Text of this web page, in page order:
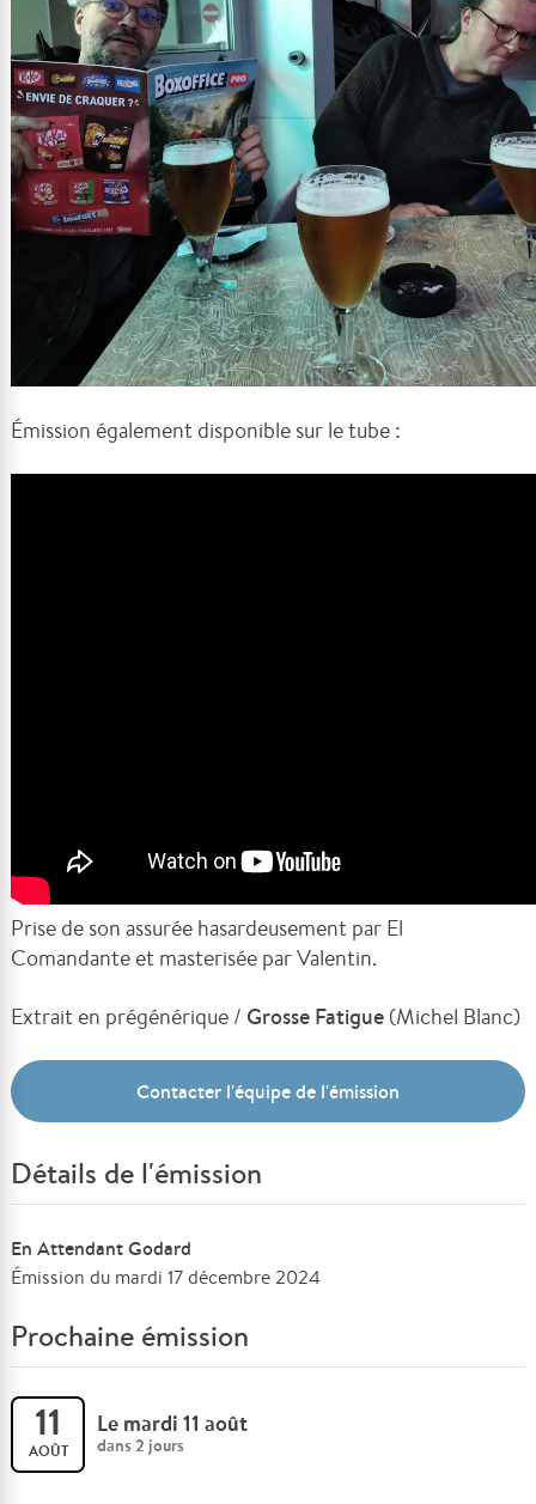
Émission également disponible sur le tube :
Prise de son assurée hasardeusement par El
Comandante et masterisée par Valentin.
Extrait en prégénérique / Grosse Fatigue (Michel Blanc)
Contacter l'équipe de l'émission
Détails de l'émission
En Attendant Godard
Émission du mardi 17 décembre 2024
Prochaine émission
11
AOÛT
Le mardi 11 août
dans 2 jours